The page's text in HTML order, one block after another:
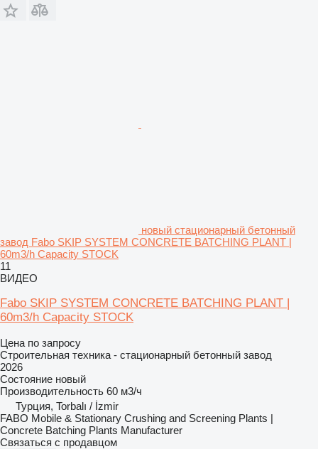
новый стационарный бетонный
завод Fabo SKIP SYSTEM CONCRETE BATCHING PLANT |
60m3/h Capacity STOCK
11
ВИДЕО
Fabo SKIP SYSTEM CONCRETE BATCHING PLANT |
60m3/h Capacity STOCK
Цена по запросу
Строительная техника - стационарный бетонный завод
2026
Состояние новый
Производительность 60 м3/ч
Турция, Torbalı / İzmir
FABO Mobile & Stationary Crushing and Screening Plants |
Concrete Batching Plants Manufacturer
Связаться с продавцом